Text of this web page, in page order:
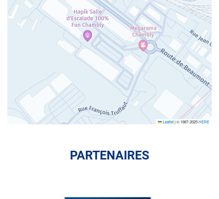
Leaflet|© 1987-2025HERE
PARTENAIRES